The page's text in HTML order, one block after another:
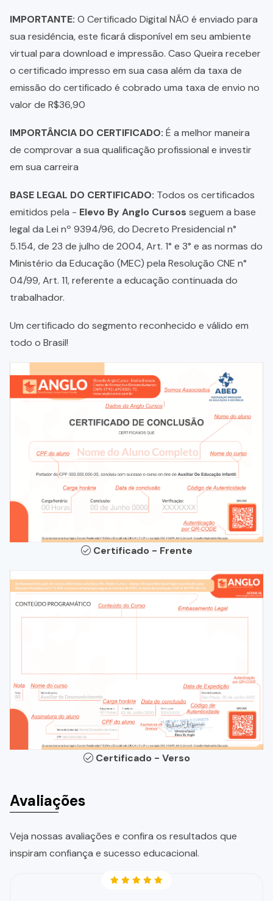
IMPORTANTE: O Certificado Digital NÃO é enviado para
sua residência, este ficará disponível em seu ambiente
virtual para download e impressão. Caso Queira receber
o certificado impresso em sua casa além da taxa de
emissão do certificado é cobrado uma taxa de envio no
valor de R$36,90
IMPORTÂNCIA DO CERTIFICADO: É a melhor maneira
de comprovar a sua qualificação profissional e investir
em sua carreira
BASE LEGAL DO CERTIFICADO: Todos os certificados
emitidos pela - Elevo By Anglo Cursos seguem a base
legal da Lei nº 9394/96, do Decreto Presidencial n°
5.154, de 23 de julho de 2004, Art. 1° e 3° e as normas do
Ministério da Educação (MEC) pela Resolução CNE n°
04/99, Art. 11, referente a educação continuada do
trabalhador.
Um certificado do segmento reconhecido e válido em
todo o Brasil!
Certificado - Frente
Certificado - Verso
Avaliações
Veja nossas avaliações e confira os resultados que
inspiram confiança e sucesso educacional.